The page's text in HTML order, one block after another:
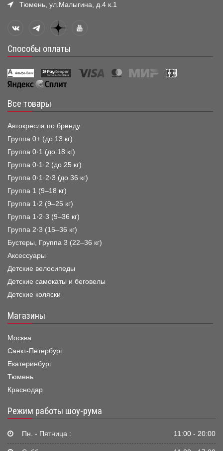
Тюмень, ул.Малыгина, д.4 к.1
Способы оплаты
Все товары
Автокресла по бренду
Группа 0+ (до 13 кг)
Группа 0·1 (до 18 кг)
Группа 0·1·2 (до 25 кг)
Группа 0·1·2·3 (до 36 кг)
Группа 1 (9–18 кг)
Группа 1·2 (9–25 кг)
Группа 1·2·3 (9–36 кг)
Группа 2·3 (15–36 кг)
Бустеры, Группа 3 (22–36 кг)
Аксессуары
Детские велосипеды
Детские самокаты и беговелы
Детские коляски
Магазины
Москва
Санкт-Петербург
Екатеринбург
Тюмень
Краснодар
Режим работы шоу-рума
Пн. - Пятница : 11:00 - 20:00